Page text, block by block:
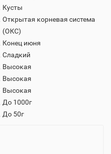
Кусты
Открытая корневая система
(ОКС)
Конец июня
Сладкий
Высокая
Высокая
Высокая
До 1000г
До 50г